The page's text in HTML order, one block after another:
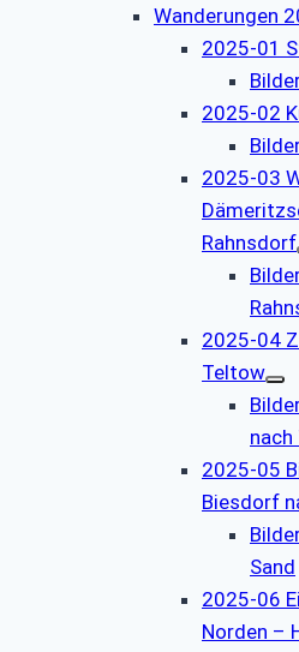
Wanderungen
2025-01
2025-02
2025-03
Rahnsdorf
2025-04
Teltow
2025-05
Biesdorf
Sand
2025-06
Norden –